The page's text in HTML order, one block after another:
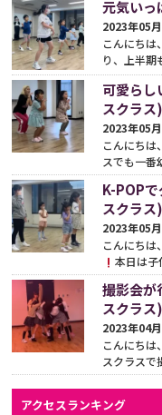
続きをみる
元気いっ
2023年05
こんにちは
り、上半期
を立てた方
をみる
可愛らし
スクラス)
2023年05
こんにちは
スでも一番
ご紹介いた
きをみる
K-POP
スクラス)
2023年05
こんにちは
本日は子
紹介いたし
撮影会が
スクラス)
2023年04
こんにちは
スクラスで
様にお届い
をみる
アクセスランキング